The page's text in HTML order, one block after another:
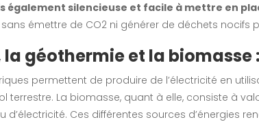
également silencieuse et facile à mettre en
émettre de CO2 ni générer de déchets nocifs
la géothermie et la
permettent de produire de l’électricité en
terrestre. La biomasse, quant à elle, consiste à
d’électricité. Ces différentes sources d’énergies